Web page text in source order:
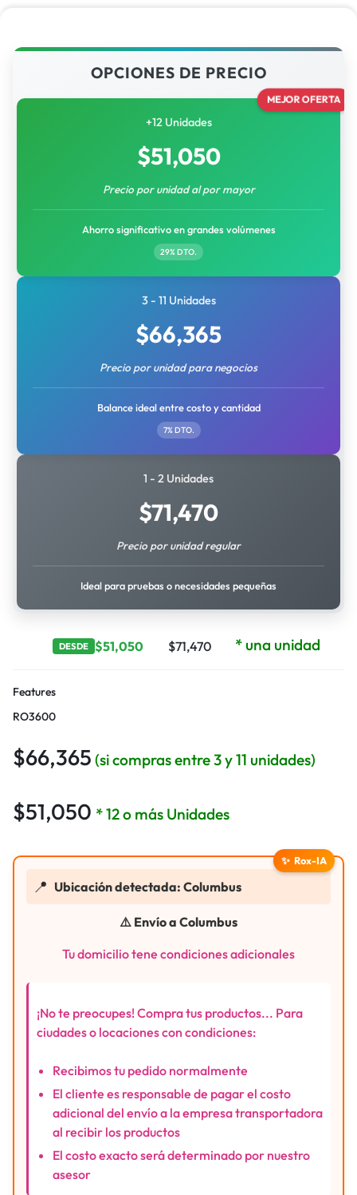
OPCIONES DE PRECIO
MEJOR OFERTA
+12 Unidades
$51,050
Precio por unidad al por mayor
Ahorro significativo en grandes volúmenes
29% DTO.
3 - 11 Unidades
$66,365
Precio por unidad para negocios
Balance ideal entre costo y cantidad
7% DTO.
1 - 2 Unidades
$71,470
Precio por unidad regular
Ideal para pruebas o necesidades pequeñas
DESDE $51,050 $71,470 * una unidad
Features
RO3600
$66,365 (si compras entre 3 y 11 unidades)
$51,050 * 12 o más Unidades
✨ Rox-IA
📍 Ubicación detectada: Columbus
⚠️ Envío a Columbus
Tu domicilio tene condiciones adicionales
¡No te preocupes! Compra tus productos... Para
ciudades o locaciones con condiciones:
Recibimos tu pedido normalmente
El cliente es responsable de pagar el costo
adicional del envío a la empresa transportadora
al recibir los productos
El costo exacto será determinado por nuestro
asesor